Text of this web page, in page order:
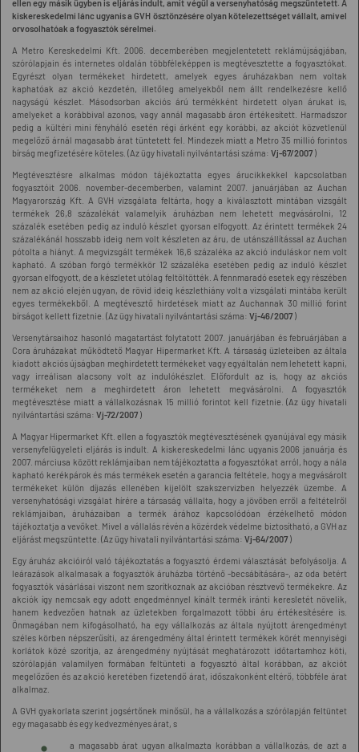
ellen egy másik ügyben is eljárás indult, amit végül a versenyhatóság megszüntetett. A
kiskereskedelmi lánc ugyanis a GVH ösztönzésére olyan kötelezettséget vállalt, amivel
orvosolhatóak a fogyasztók sérelmei.
A Metro Kereskedelmi Kft. 2006. decemberében megjelentetett reklámújságjában,
szórólapjain és internetes oldalán többféleképpen is megtévesztette a fogyasztókat.
Egyrészt olyan termékeket hirdetett, amelyek egyes áruházakban nem voltak
kaphatóak az akció kezdetén, illetőleg amelyekből nem állt rendelkezésre kellő
nagyságú készlet. Másodsorban akciós árú termékként hirdetett olyan árukat is,
amelyeket a korábbival azonos, vagy annál magasabb áron értékesített. Harmadszor
pedig a kültéri mini fényháló esetén régi árként egy korábbi, az akciót közvetlenül
megelőző árnál magasabb árat tüntetett fel. Mindezek miatt a Metro 35 millió forintos
bírság megfizetésére köteles. (Az ügy hivatali nyilvántartási száma: Vj-67/2007 )
Megtévesztésre alkalmas módon tájékoztatta egyes árucikkekkel kapcsolatban
fogyasztóit 2006. november-decemberben, valamint 2007. januárjában az Auchan
Magyarország Kft. A GVH vizsgálata feltárta, hogy a kiválasztott mintában vizsgált
termékek 26,8 százalékát valamelyik áruházban nem lehetett megvásárolni, 12
százalék esetében pedig az induló készlet gyorsan elfogyott. Az érintett termékek 24
százalékánál hosszabb ideig nem volt készleten az áru, de utánszállítással az Auchan
pótolta a hiányt. A megvizsgált termékek 16,6 százaléka az akció induláskor nem volt
kapható. A szóban forgó termékkör 12 százaléka esetében pedig az induló készlet
gyorsan elfogyott, de a készletet utólag feltöltötték. A fennmaradó esetek egy részében
nem az akció elején ugyan, de rövid ideig készlethiány volt a vizsgálati mintába került
egyes termékekből. A megtévesztő hirdetések miatt az Auchannak 30 millió forint
bírságot kellett fizetnie. (Az ügy hivatali nyilvántartási száma: Vj-46/2007 )
Versenytársaihoz hasonló magatartást folytatott 2007. januárjában és februárjában a
Cora áruházakat működtető Magyar Hipermarket Kft. A társaság üzleteiben az általa
kiadott akciós újságban meghirdetett termékeket vagy egyáltalán nem lehetett kapni,
vagy irreálisan alacsony volt az indulókészlet. Előfordult az is, hogy az akciós
termékeket nem a meghirdetett áron lehetett megvásárolni. A fogyasztók
megtévesztése miatt a vállalkozásnak 15 millió forintot kell fizetnie. (Az ügy hivatali
nyilvántartási száma: Vj-72/2007 )
A Magyar Hipermarket Kft. ellen a fogyasztók megtévesztésének gyanújával egy másik
versenyfelügyeleti eljárás is indult. A kiskereskedelmi lánc ugyanis 2006 januárja és
2007. márciusa között reklámjaiban nem tájékoztatta a fogyasztókat arról, hogy a nála
kapható kerékpárok és más termékek esetén a garancia feltétele, hogy a megvásárolt
termékeket külön díjazás ellenében kijelölt szakszervizben helyezzék üzembe. A
versenyhatósági vizsgálat hírére a társaság vállalta, hogy a jövőben erről a feltételről
reklámjaiban, áruházaiban a termék árához kapcsolódóan érzékelhető módon
tájékoztatja a vevőket. Mivel a vállalás révén a közérdek védelme biztosítható, a GVH az
eljárást megszüntette. (Az ügy hivatali nyilvántartási száma: Vj-64/2007 )
Egy áruház akcióiról való tájékoztatás a fogyasztó érdemi választását befolyásolja. A
leárazások alkalmasak a fogyasztók áruházba történő -becsábítására-, az oda betért
fogyasztók vásárlásai viszont nem szorítkoznak az akcióban résztvevő termékekre. Az
akciók így nemcsak egy adott engedménnyel kínált termék iránti keresletét növelik,
hanem kedvezően hatnak az üzletekben forgalmazott többi áru értékesítésére is.
Önmagában nem kifogásolható, ha egy vállalkozás az általa nyújtott árengedményt
széles körben népszerűsíti, az árengedmény által érintett termékek körét mennyiségi
korlátok közé szorítja, az árengedmény nyújtását meghatározott időtartamhoz köti,
szórólapján valamilyen formában feltünteti a fogyasztó által korábban, az akciót
megelőzően és az akció keretében fizetendő árat, időszakonként eltérő, többféle árat
alkalmaz.
A GVH gyakorlata szerint jogsértőnek minősül, ha a vállalkozás a szórólapján feltüntet
egy magasabb és egy kedvezményes árat, s
a magasabb árat ugyan alkalmazta korábban a vállalkozás, de azt a